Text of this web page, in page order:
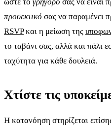
προσεκτικό σας να παραμένει
RSVPκαι η μείωση της
το ταβάνι σας, αλλά και πάλι
ταχύτητα για κάθε δουλειά.
Χτίστε τις
Η κατανόηση στηρίζεται